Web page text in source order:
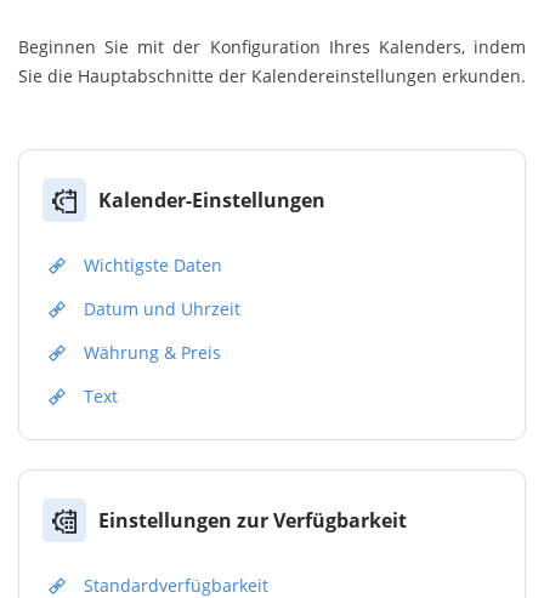
Beginnen Sie mit der Konfiguration Ihres Kalenders, indem
Sie die Hauptabschnitte der Kalendereinstellungen erkunden.
Kalender-Einstellungen
Wichtigste Daten
Datum und Uhrzeit
Währung & Preis
Text
Einstellungen zur Verfügbarkeit
Standardverfügbarkeit